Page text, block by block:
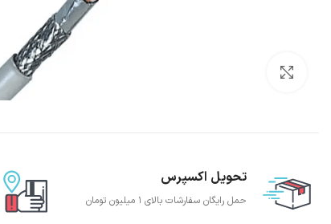
تحویل اکسپرس
حمل رایگان سفارشات بالای 1 میلیون تومان